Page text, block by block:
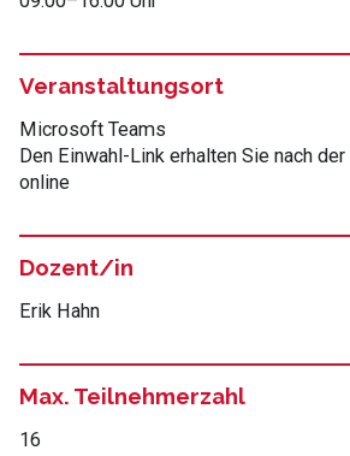
Veranstaltungsort
Microsoft Teams
Den Einwahl-Link erhalten Sie nach
online
Dozent/in
Erik Hahn
Max. Teilnehmerzahl
16